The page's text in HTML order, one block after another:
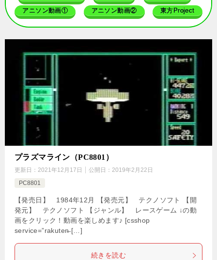
アニソン動画① アニソン動画② 東方Project
プラズマライン（PC8801）
更新日： 2021年12月17日 公開日： 2019年2月22日
PC8801
【発売日】 1984年12月 【発売元】 テクノソフト 【開
発元】 テクノソフト 【ジャンル】 レースゲーム ↓の動
画をクリック！動画を楽しめます♪ [csshop
service=”rakuten̶ […]
続きを読む